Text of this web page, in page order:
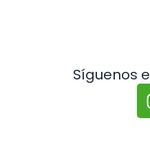
Síguenos